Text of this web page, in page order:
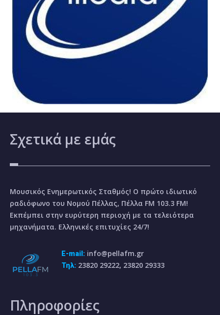
Σχετικά με εμάς
Μουσικός Ενημερωτικός Σταθμός! Ο πρώτο ιδιωτικό
ραδιόφωνο του Νομού Πέλλας, Πέλλα FM 103.3 FM!
Εκπέμπει στην ευρύτερη περιοχή με τα τελειότερα
μηχανήματα. Ελληνικές επιτυχίες 24/7!
E-mail: info@pellafm.gr
Τηλ: 23820 29222, 23820 29333
Πληροφορίες